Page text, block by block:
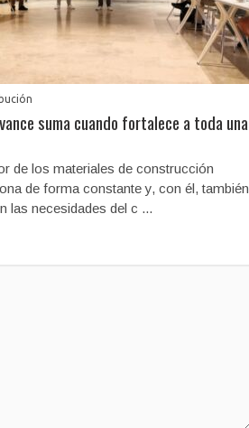
suma cuando fortalece a toda una
de los materiales de construcción
de forma constante y, con él, también
las necesidades del c ...